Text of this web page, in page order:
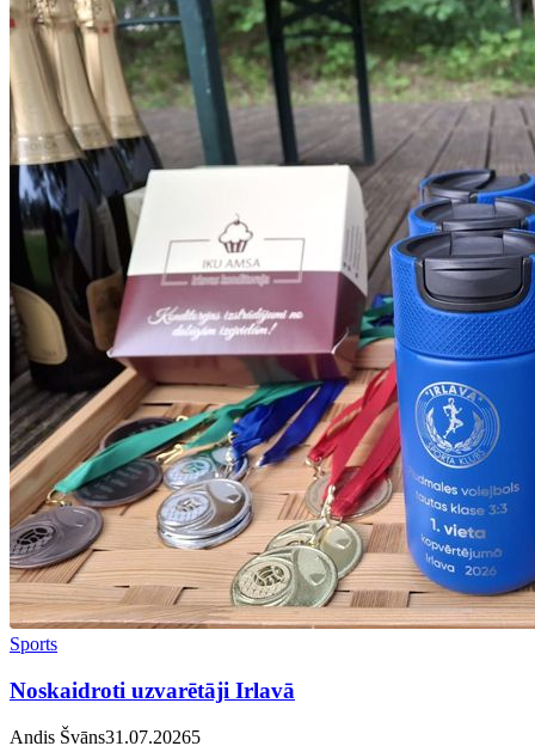
Sports
Noskaidroti uzvarētāji Irlavā
Andis Švāns31.07.20265